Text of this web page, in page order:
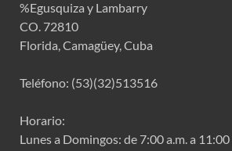
%Egusquiza y Lambarry
CO. 72810
Florida, Camagüey, Cuba
Teléfono: (53)(32)513516
Horario:
Lunes a Domingos: de 7:00 a.m. a 11:00